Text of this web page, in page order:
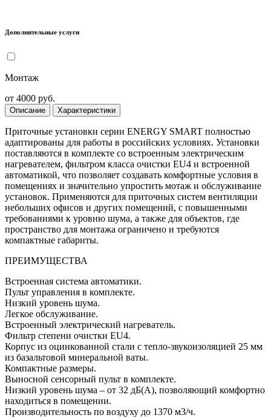
Дополнительные услуги
Монтаж
от 4000 руб.
Описание Характеристики
Приточные установки серии ENERGY SMART полностью
адаптированы для работы в российских условиях. Установки
поставляются в комплекте со встроенным электрическим
нагревателем, фильтром класса очистки EU4 и встроенной
автоматикой, что позволяет создавать комфортные условия в
помещениях и значительно упростить мотаж и обслуживание
установок. Применяются для приточных систем вентиляции
небольших офисов и других помещений, с повышенными
требованиями к уровню шума, а также для объектов, где
пространство для монтажа ограничено и требуются
компактные габариты.
ПРЕИМУЩЕСТВА
Встроенная система автоматики.
Пульт управления в комплекте.
Низкий уровень шума.
Легкое обслуживание.
Встроенный электрический нагреватель.
Фильтр степени очистки EU4.
Корпус из оцинкованной стали с тепло-звукоизоляцией 25 мм
из базальтовой минеральной ваты.
Компактные размеры.
Выносной сенсорный пульт в комплекте.
Низкий уровень шума – от 32 дБ(А), позволяющий комфортно
находиться в помещении.
Производительность по воздуху до 1370 м3/ч.